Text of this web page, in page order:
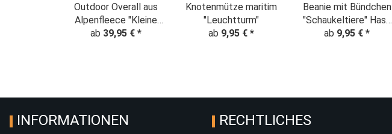
Outdoor Overall aus
Alpenfleece "Kleine
Pfötchen"
ab 39,95 € *
Knotenmütze maritim
"Leuchtturm"
ab 9,95 € *
Beanie mit Bündchen
"Schaukeltiere" Hase
Leo creme
ab 9,95 € *
INFORMATIONEN RECHTLICHES